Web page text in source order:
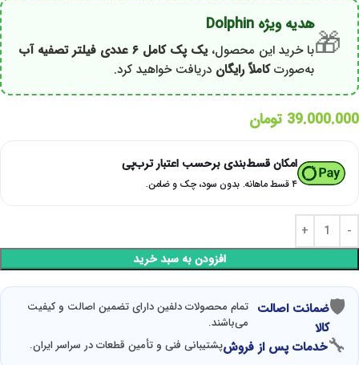
🎁
هدیه ویژه Dolphin
با خرید این محصول،یک پک کامل ۶ عددی فیلتر تصفیه آب
به‌صورتکاملاً رایگان دریافت خواهید کرد.
39.000.000 تومان
امکان قسط‌بندی برحسب اعتبار ترب‌پی
۴ قسط ماهانه. بدون سود، چک و ضامن.
افزودن به سبد خرید
🛡ضمانت اصالت
کالا
تمام محصولات دلفین دارای تضمین اصالت و کیفیت
می‌باشند.
🔧خدمات پس از فروشپشتیبانی فنی و تأمین قطعات در سراسر ایران.